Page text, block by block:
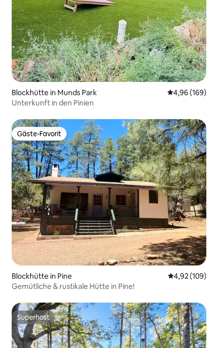
Blockhütte in Munds Park
4,96 (169)
Unterkunft in den Pinien
Gäste-Favorit
Gäste-Favorit
Blockhütte in Pine
4,92 (109)
Gemütliche & rustikale Hütte in Pine!
Superhost
Superhost